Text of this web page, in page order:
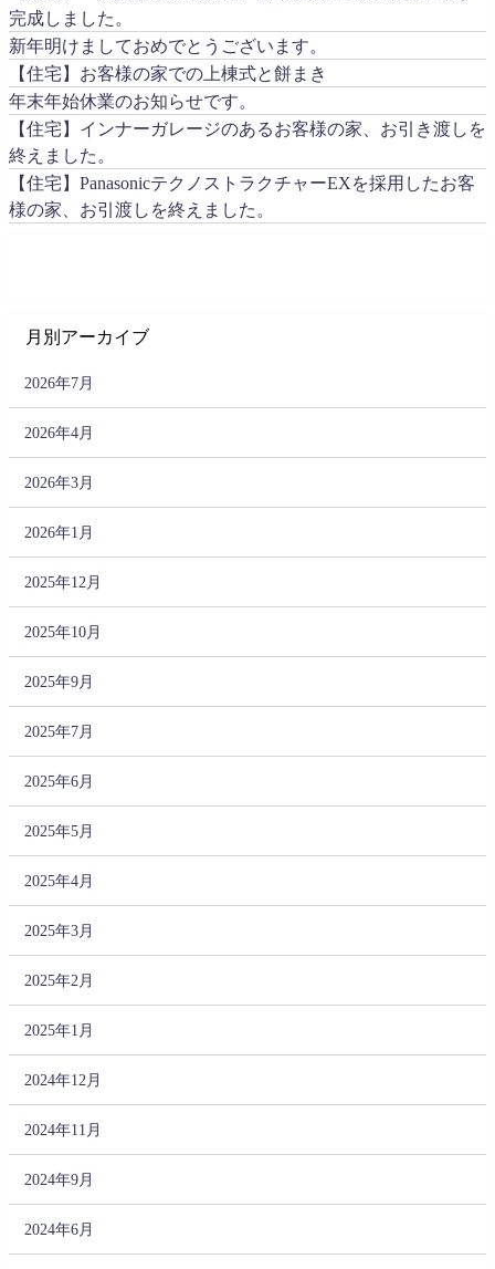
完成しました。
新年明けましておめでとうございます。
【住宅】お客様の家での上棟式と餅まき
年末年始休業のお知らせです。
【住宅】インナーガレージのあるお客様の家、お引き渡しを
終えました。
【住宅】PanasonicテクノストラクチャーEXを採用したお客
様の家、お引渡しを終えました。
月別アーカイブ
2026年7月
2026年4月
2026年3月
2026年1月
2025年12月
2025年10月
2025年9月
2025年7月
2025年6月
2025年5月
2025年4月
2025年3月
2025年2月
2025年1月
2024年12月
2024年11月
2024年9月
2024年6月